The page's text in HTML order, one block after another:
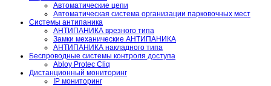
Автоматические цепи
Автоматическая система организации парковочных мест
Системы антипаника
АНТИПАНИКА врезного типа
Замки механические АНТИПАНИКА
АНТИПАНИКА накладного типа
Беспроводные системы контроля доступа
Abloy Protec Cliq
Дистанционный мониторинг
IP мониторинг